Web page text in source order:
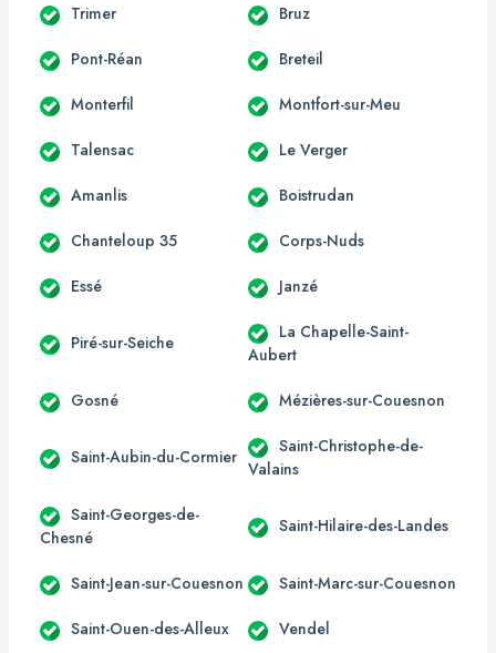
Trimer Bruz
Pont-Réan Breteil
Monterfil Montfort-sur-Meu
Talensac Le Verger
Amanlis Boistrudan
Chanteloup 35 Corps-Nuds
Essé Janzé
Piré-sur-Seiche
La Chapelle-Saint-
Aubert
Gosné Mézières-sur-Couesnon
Saint-Aubin-du-Cormier
Saint-Christophe-de-
Valains
Saint-Georges-de-
Chesné
Saint-Hilaire-des-Landes
Saint-Jean-sur-Couesnon Saint-Marc-sur-Couesnon
Saint-Ouen-des-Alleux Vendel